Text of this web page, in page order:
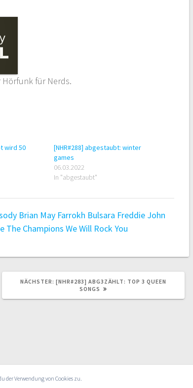
Hörfunk für Nerds.
wird 50
[NHR#288] abgestaubt: winter
games
06.03.2022
In "abgestaubt"
Brian May Farrokh Bulsara Freddie John
The Champions We Will Rock You
NÄCHSTER: NÄCHSTER
BEITRAG:
[NHR#283] ABG3ZÄHLT: TOP 3 QUEEN
SONGS
der Verwendung von Cookies zu.